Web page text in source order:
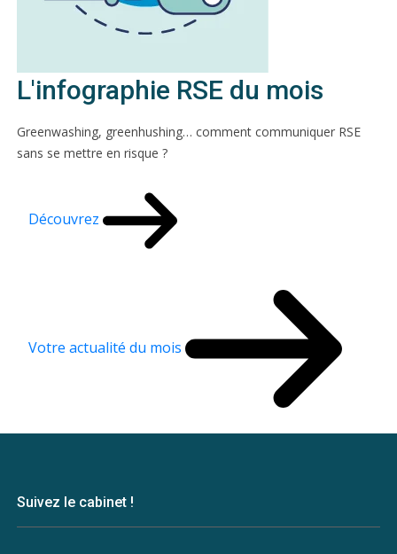
L'infographie RSE du mois
Greenwashing, greenhushing… comment communiquer RSE
sans se mettre en risque ?
Découvrez
Votre actualité du mois
Suivez le cabinet !